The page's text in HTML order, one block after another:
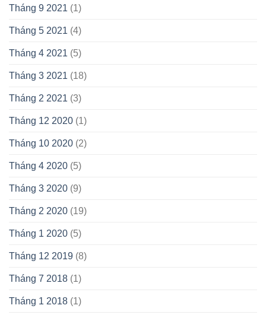
Tháng 9 2021 (1)
Tháng 5 2021 (4)
Tháng 4 2021 (5)
Tháng 3 2021 (18)
Tháng 2 2021 (3)
Tháng 12 2020 (1)
Tháng 10 2020 (2)
Tháng 4 2020 (5)
Tháng 3 2020 (9)
Tháng 2 2020 (19)
Tháng 1 2020 (5)
Tháng 12 2019 (8)
Tháng 7 2018 (1)
Tháng 1 2018 (1)